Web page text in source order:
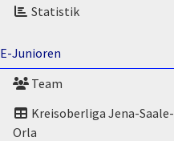
Statistik
E-Junioren
Team
Kreisoberliga Jena-Saale-
Orla